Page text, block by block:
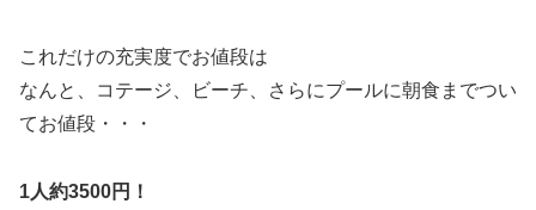
これだけの充実度でお値段は
なんと、コテージ、ビーチ、さらにプールに朝食までつい
てお値段・・・
1人約3500円！